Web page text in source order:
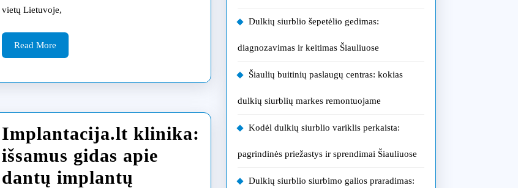
nenaudojant
ir
kam
tai
vietų Lietuvoje,
Read MoreRead
More
Implantacija.lt klinika:
išsamus gidas apie
dantų implantų
Dulkių siurblio šepetėlio gedimas:
diagnozavimas ir keitimas Šiauliuose
Šiaulių buitinių paslaugų centras: kokias
dulkių siurblių markes remontuojame
Kodėl dulkių siurblio variklis perkaista:
pagrindinės priežastys ir sprendimai Šiauliuose
Dulkių siurblio siurbimo galios praradimas: